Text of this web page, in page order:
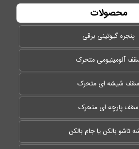
محصولات
پنجره گیوتینی برقی
آلومینیومی متحرک
سقف شیشه ای متحرک
سقف پارچه ای متحرک
تاشو بالکن یا جام بالکن